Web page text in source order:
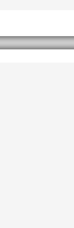
sikt. Därefter
att bli